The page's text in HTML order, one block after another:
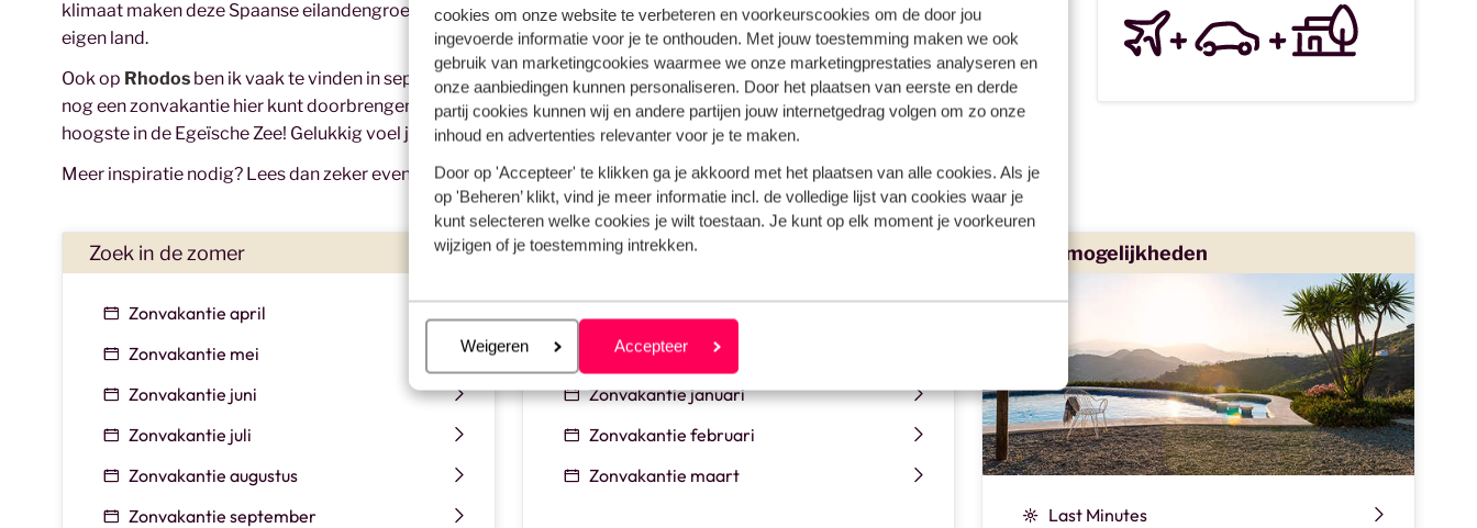
cookies om onze website te verbeteren en voorkeurscookies om de door jou
ingevoerde informatie voor je te onthouden. Met jouw toestemming maken we ook
gebruik van marketingcookies waarmee we onze marketingprestaties analyseren en
onze aanbiedingen kunnen personaliseren. Door het plaatsen van eerste en derde
partij cookies kunnen wij en andere partijen jouw internetgedrag volgen om zo onze
inhoud en advertenties relevanter voor je te maken.
Door op 'Accepteer' te klikken ga je akkoord met het plaatsen van alle cookies. Als je
op 'Beheren’ klikt, vind je meer informatie incl. de volledige lijst van cookies waar je
kunt selecteren welke cookies je wilt toestaan. Je kunt op elk moment je voorkeuren
wijzigen of je toestemming intrekken.
Beheren
Weigeren Accepteer
klimaat maken deze Spaanse eilandengroep een idealevakantiebestemmingom te ontspannen aan de frisse nazomer in
eigen land.
Ook op Rhodos ben ik vaak te vinden in september. In de nazomer is het hier ook nog lekker warm, waardoor je makkelijk
nog een zonvakantie hier kunt doorbrengen. De temperaturen van zee bij dit Griekse eiland behoren in de zomer zelfs tot de
hoogste in de Egeïsche Zee! Gelukkig voel je wel een altijd een verkoelende zeewind.
Meer inspiratie nodig? Lees dan zeker even mijn blog met als hoofdvraag "waar is het warm in september?"
Zoek in de zomer
Zonvakantie april
Zonvakantie mei
Zonvakantie juni
Zonvakantie juli
Zonvakantie augustus
Zonvakantie september
Zoek in de winter
Zonvakantie december
Zonvakantie januari
Zonvakantie februari
Zonvakantie maart
Meer mogelijkheden
Last Minutes